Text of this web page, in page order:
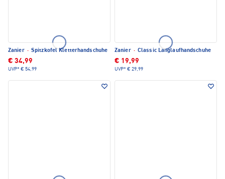
Zanier · Spitzkofel Kletterhandschuhe
€ 34,99
UVP* € 54,99
Zanier · Classic Langlaufhandschuhe
€ 19,99
UVP* € 29,99